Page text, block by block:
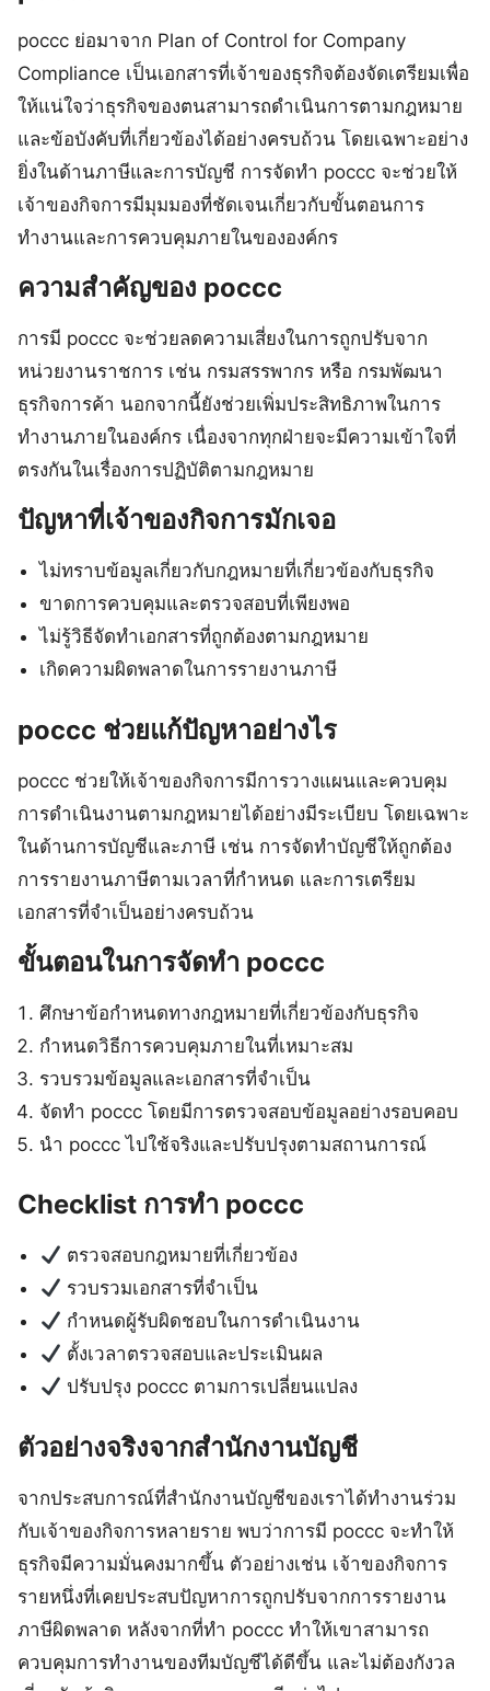
poccc ย่อมาจาก Plan of Control for Company
Compliance เป็นเอกสารที่เจ้าของธุรกิจต้องจัดเตรียมเพื่อ
ให้แน่ใจว่าธุรกิจของตนสามารถดำเนินการตามกฎหมาย
และข้อบังคับที่เกี่ยวข้องได้อย่างครบถ้วน โดยเฉพาะอย่าง
ยิ่งในด้านภาษีและการบัญชี การจัดทำ poccc จะช่วยให้
เจ้าของกิจการมีมุมมองที่ชัดเจนเกี่ยวกับขั้นตอนการ
ทำงานและการควบคุมภายในขององค์กร
ความสำคัญของ poccc
การมี poccc จะช่วยลดความเสี่ยงในการถูกปรับจาก
หน่วยงานราชการ เช่น กรมสรรพากร หรือ กรมพัฒนา
ธุรกิจการค้า นอกจากนี้ยังช่วยเพิ่มประสิทธิภาพในการ
ทำงานภายในองค์กร เนื่องจากทุกฝ่ายจะมีความเข้าใจที่
ตรงกันในเรื่องการปฏิบัติตามกฎหมาย
ปัญหาที่เจ้าของกิจการมักเจอ
ไม่ทราบข้อมูลเกี่ยวกับกฎหมายที่เกี่ยวข้องกับธุรกิจ
ขาดการควบคุมและตรวจสอบที่เพียงพอ
ไม่รู้วิธีจัดทำเอกสารที่ถูกต้องตามกฎหมาย
เกิดความผิดพลาดในการรายงานภาษี
poccc ช่วยแก้ปัญหาอย่างไร
poccc ช่วยให้เจ้าของกิจการมีการวางแผนและควบคุม
การดำเนินงานตามกฎหมายได้อย่างมีระเบียบ โดยเฉพาะ
ในด้านการบัญชีและภาษี เช่น การจัดทำบัญชีให้ถูกต้อง
การรายงานภาษีตามเวลาที่กำหนด และการเตรียม
เอกสารที่จำเป็นอย่างครบถ้วน
ขั้นตอนในการจัดทำ poccc
ศึกษาข้อกำหนดทางกฎหมายที่เกี่ยวข้องกับธุรกิจ
กำหนดวิธีการควบคุมภายในที่เหมาะสม
รวบรวมข้อมูลและเอกสารที่จำเป็น
จัดทำ poccc โดยมีการตรวจสอบข้อมูลอย่างรอบคอบ
นำ poccc ไปใช้จริงและปรับปรุงตามสถานการณ์
Checklist การทำ poccc
ตรวจสอบกฎหมายที่เกี่ยวข้อง
รวบรวมเอกสารที่จำเป็น
กำหนดผู้รับผิดชอบในการดำเนินงาน
ตั้งเวลาตรวจสอบและประเมินผล
ปรับปรุง poccc ตามการเปลี่ยนแปลง
ตัวอย่างจริงจากสำนักงานบัญชี
จากประสบการณ์ที่สำนักงานบัญชีของเราได้ทำงานร่วม
กับเจ้าของกิจการหลายราย พบว่าการมี poccc จะทำให้
ธุรกิจมีความมั่นคงมากขึ้น ตัวอย่างเช่น เจ้าของกิจการ
รายหนึ่งที่เคยประสบปัญหาการถูกปรับจากการรายงาน
ภาษีผิดพลาด หลังจากที่ทำ poccc ทำให้เขาสามารถ
ควบคุมการทำงานของทีมบัญชีได้ดีขึ้น และไม่ต้องกังวล